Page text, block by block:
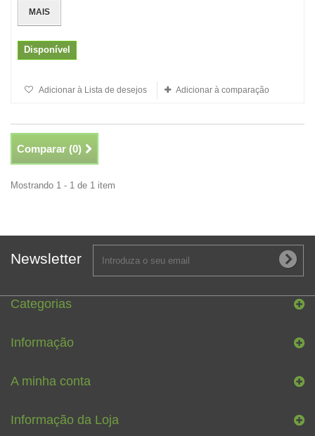
MAIS
Disponível
Adicionar à Lista de desejos Adicionar à comparação
Comparar (0)
Mostrando 1 - 1 de 1 item
Newsletter
Categorias
Informação
A minha conta
Informação da Loja